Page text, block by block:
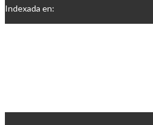
Indexada en: